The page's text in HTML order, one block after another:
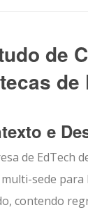
de
de
e
de EdTech
sede
contendo